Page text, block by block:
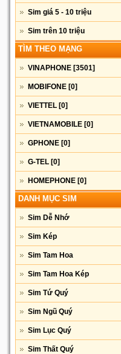
Sim giá 5 - 10 triệu
Sim trên 10 triệu
TÌM THEO MẠNG
VINAPHONE [3501]
MOBIFONE [0]
VIETTEL [0]
VIETNAMOBILE [0]
GPHONE [0]
G-TEL [0]
HOMEPHONE [0]
DANH MỤC SIM
Sim Dễ Nhớ
Sim Kép
Sim Tam Hoa
Sim Tam Hoa Kép
Sim Tứ Quý
Sim Ngũ Quý
Sim Lục Quý
Sim Thất Quý